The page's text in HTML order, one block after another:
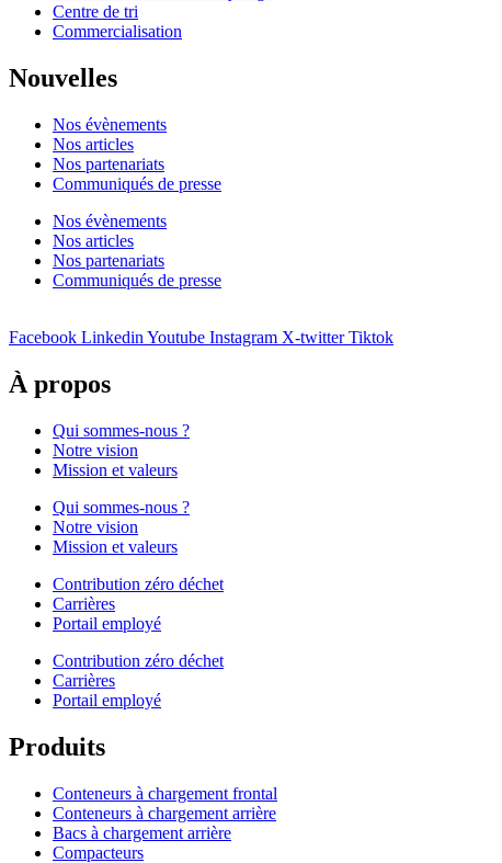
Centre de tri
Commercialisation
Nouvelles
Nos évènements
Nos articles
Nos partenariats
Communiqués de presse
Nos évènements
Nos articles
Nos partenariats
Communiqués de presse
Facebook Linkedin Youtube Instagram X-twitter Tiktok
À propos
Qui sommes-nous ?
Notre vision
Mission et valeurs
Qui sommes-nous ?
Notre vision
Mission et valeurs
Contribution zéro déchet
Carrières
Portail employé
Contribution zéro déchet
Carrières
Portail employé
Produits
Conteneurs à chargement frontal
Conteneurs à chargement arrière
Bacs à chargement arrière
Compacteurs